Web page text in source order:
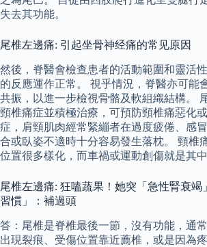
失去其功能。
尾椎左邊痛: 引起坐骨神经痛的常见原因
然後，脊醫會檢查患者的活動範圍和靈活
的反應運作正常。 視乎情況，脊醫亦可能
共振，以進一步檢視骨骼及軟組織結構。
頸椎痛症並積極治療，可預防頸椎痛惡化
症，肩頸肌肉經常緊繃者在過度疲倦、感
合或臥姿不適時十分容易發生落枕。 頸椎
位置很多樣化，而車禍或運動創傷就是其中
尾椎左邊痛: 狂嗑蔬果！她突「急性腎衰
習慣」：補過頭
答：尾椎是脊椎最後一節，沒有功能，通
出現裂痕、受傷位置靠近薦椎，或是因為